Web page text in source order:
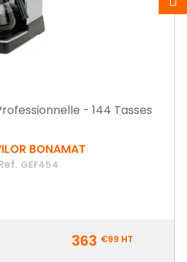
- 144 Tasses
BONAMAT
GEF454
363 €99 HT